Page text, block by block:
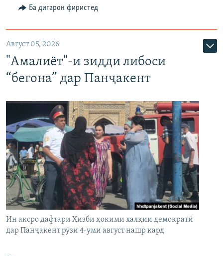
Ба дигарон фиристед
Август 05, 2026
"Амалиёт"-и зидди либоси
“бегона” дар Панҷакент
Ин аксро дафтари Ҳизби ҳокими халқии демократӣ
дар Панҷакент рӯзи 4-уми август нашр кард